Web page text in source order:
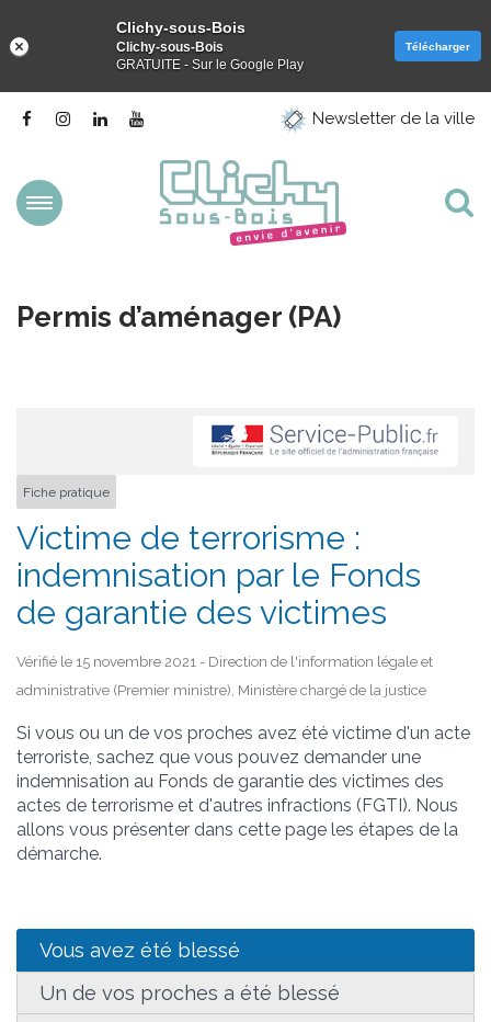
Lien
compte
Facebook
Lien
Lien
Linkedin
la
chaîne
Youtube
Newsletter de la ville
Aller
Permis d’aménager (PA)
Fiche pratique
Victime de terrorisme :
indemnisation par le Fonds
de garantie des victimes
Vérifié le 15 novembre 2021 - Direction de l'information légale et
administrative (Premier ministre), Ministère chargé de la justice
Si vous ou un de vos proches avez été victime d'un acte
terroriste, sachez que vous pouvez demander une
indemnisation au Fonds de garantie des victimes des
actes de terrorisme et d'autres infractions (FGTI). Nous
allons vous présenter dans cette page les étapes de la
démarche.
Vous avez été blessé
Un de vos proches a été blessé
Clichy-sous-Bois
Clichy-sous-Bois
GRATUITE - Sur le Google Play
Télécharger